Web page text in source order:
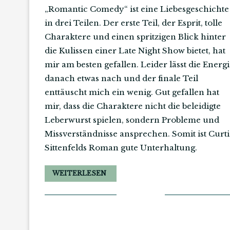
„Romantic Comedy“ ist eine Liebesgeschichte
in drei Teilen. Der erste Teil, der Esprit, tolle
Charaktere und einen spritzigen Blick hinter
die Kulissen einer Late Night Show bietet, hat
mir am besten gefallen. Leider lässt die
danach etwas nach und der finale Teil
enttäuscht mich ein wenig. Gut gefallen hat
mir, dass die Charaktere nicht die beleidigte
Leberwurst spielen, sondern Probleme und
Missverständnisse ansprechen. Somit ist
Sittenfelds Roman gute Unterhaltung.
WEITERLESEN